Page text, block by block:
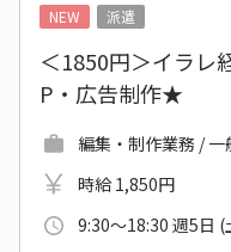
NEW
派遣
＜1850円＞イラレ
P・広告制作★
編集・制作業務 /
時給 1,850円
9:30～18:30 週5日 (